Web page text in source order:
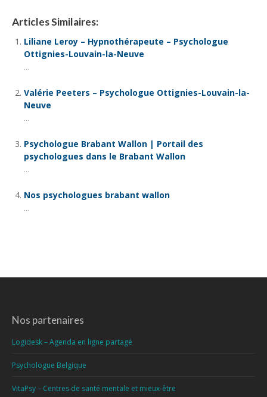
Articles Similaires:
Liliane Leroy – Hypnothérapeute – Psychologue
Ottignies-Louvain-la-Neuve
Valérie Peeters – Psychologue Ottignies-Louvain-la-
Neuve
Psychologue Brabant Wallon | Portail des
psychologues dans le Brabant Wallon
Nos psychologues brabant wallon
Nos partenaires
Logidesk – Agenda en ligne partagé
Psychologue Belgique
VitaPsy – Centres de santé mentale et mieux-être